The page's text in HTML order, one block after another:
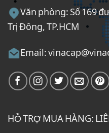
Văn phòng: Số 169
Trị Đông, TP.HCM
Email:
HỖ TRỢ MUA HÀNG: